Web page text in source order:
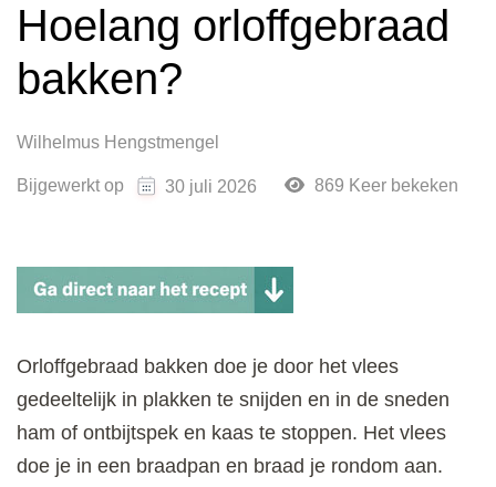
Hoelang orloffgebraad
bakken?
Wilhelmus Hengstmengel
Bijgewerkt op 30 juli 2026 869 Keer bekeken
Orloffgebraad bakken doe je door het vlees
gedeeltelijk in plakken te snijden en in de sneden
ham of ontbijtspek en kaas te stoppen. Het vlees
doe je in een braadpan en braad je rondom aan.